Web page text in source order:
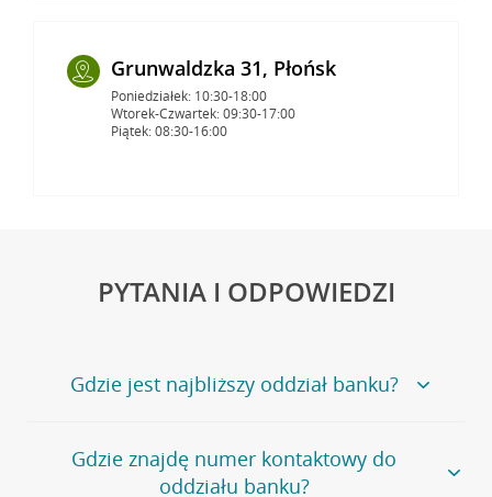
Grunwaldzka 31, Płońsk
Poniedziałek: 10:30-18:00
Wtorek-Czwartek: 09:30-17:00
Piątek: 08:30-16:00
PYTANIA I ODPOWIEDZI
Gdzie jest najbliższy oddział banku?
Jeśli szukasz oddziału naszego banku, zapraszamy na
stronęPlacówki i bankomaty, na której znajduje się
wygodna wyszukiwarka.
Gdzie znajdę numer kontaktowy do
oddziału banku?